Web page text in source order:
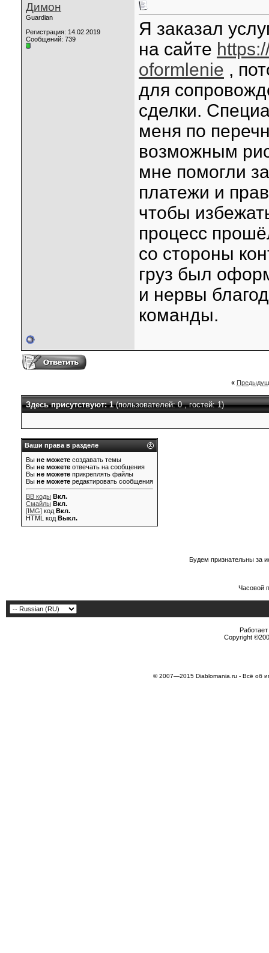
Димон
Guardian
Регистрация: 14.02.2019
Сообщений: 739
Я заказал
на сайте
oformlenie ,
для
сделки.
меня по
возможным
мне помогли
платежи и
чтобы
процесс
со стороны
груз был
и нервы
команды.
«
Здесь присутствуют: 1(пользователей: 0 , гостей: 1)
Ваши права в разделе
Вы не можете создавать темы
Вы не можете отвечать на сообщения
Вы не можете прикреплять файлы
Вы не можете редактировать сообщения
BB коды Вкл.
Смайлы Вкл.
[IMG] код Вкл.
HTML код Выкл.
Будем признательны за
Часовой
Copyright
© 2007—2015 Diablomania.ru - Всё об